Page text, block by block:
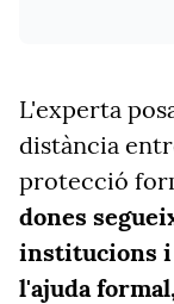
L'experta
distància
protecció
dones
institucions i
l'ajuda